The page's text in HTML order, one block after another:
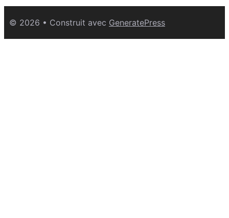
© 2026 • Construit avec GeneratePress